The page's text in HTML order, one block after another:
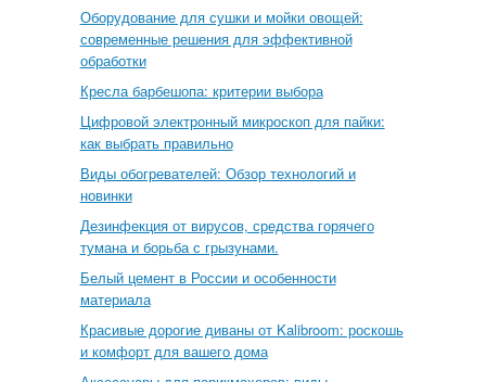
Оборудование для сушки и мойки овощей:
современные решения для эффективной
обработки
Кресла барбешопа: критерии выбора
Цифровой электронный микроскоп для пайки:
как выбрать правильно
Виды обогревателей: Обзор технологий и
новинки
Дезинфекция от вирусов, средства горячего
тумана и борьба с грызунами.
Белый цемент в России и особенности
материала
Красивые дорогие диваны от Kalibroom: роскошь
и комфорт для вашего дома